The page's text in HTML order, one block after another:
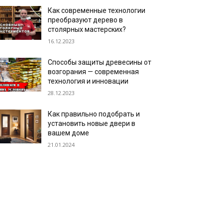
Как современные технологии
преобразуют дерево в
столярных мастерских?
16.12.2023
Способы защиты древесины от
возгорания — современная
технология и инновации
28.12.2023
Как правильно подобрать и
установить новые двери в
вашем доме
21.01.2024